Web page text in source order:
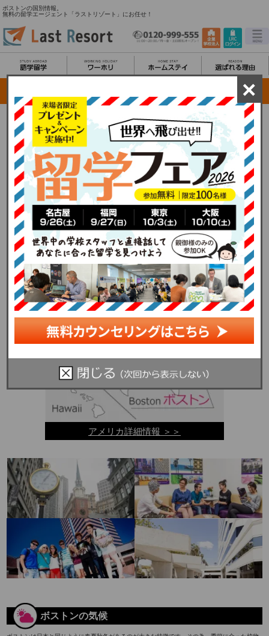
ボストンの国別情報。
無料の留学エージェント「ラストリゾート」にお任せ！
×
ボストン留学/都市情報
国内6位の治安の良さで知られるボストンは、住みやすさ抜群。実は京都と姉妹都市で
あることを知っている人は少ないのではないでしょうか。ボストンというと、多くの
人は100の大学のある学生の街というイメージを思い浮かべるかと思います。 しか
し、ボストンの特色を語るうえで欠かせないのはその歴史。アメリカ合衆国建国にゆ
かりのある町として知られています。1630年にまでさかのぼるボストンの古い歴史
は、イギリス植民地時代からアメリカ独立、そして今日のハイテク産業の発展にいた
るまで、アメリカの中でも特に長い歴史をたどっています。イギリスをはじめヨーロ
ッパの影響を多く受けた建造物が作り上げる魅力的な街並みは、品のある落ち着いた
雰囲気。 アメリカ最古の地下鉄やバスも便利で、 ＭＬＢボストン・レッドソックスで
の松坂投手の活躍、ボストン交響楽団での小澤征爾の活躍、そしてまたボストン美術
館に所蔵される北斎や歌麿の浮世絵をはじめとした数多くの日本美術など、ボストン
と日本の関わりはいくつもあるにもかかわらず、多くの日本人留学生は西海岸もしく
はニューヨークへ渡航することから、ボストンは日本人の少ない都市として、一種の
穴場のような渡航先としてひそかな人気を集めています。
アメリカ詳細情報 ＞＞
ボストンの気候